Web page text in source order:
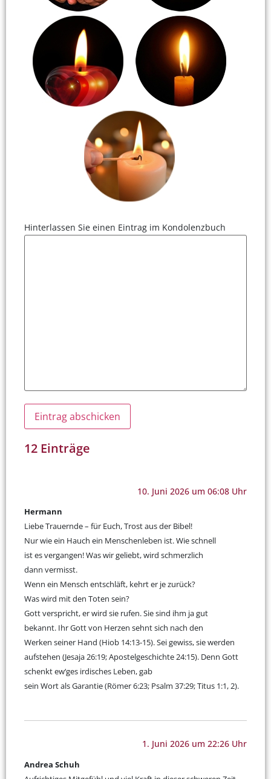
Hinterlassen Sie einen Eintrag im Kondolenzbuch
12 Einträge
10. Juni 2026 um 06:08 Uhr
Hermann
Liebe Trauernde – für Euch, Trost aus der Bibel!
Nur wie ein Hauch ein Menschenleben ist. Wie schnell
ist es vergangen! Was wir geliebt, wird schmerzlich
dann vermisst.
Wenn ein Mensch entschläft, kehrt er je zurück?
Was wird mit den Toten sein?
Gott verspricht, er wird sie rufen. Sie sind ihm ja gut
bekannt. Ihr Gott von Herzen sehnt sich nach den
Werken seiner Hand (Hiob 14:13-15). Sei gewiss, sie werden
aufstehen (Jesaja 26:19; Apostelgeschichte 24:15). Denn Gott
schenkt ew‘ges irdisches Leben, gab
sein Wort als Garantie (Römer 6:23; Psalm 37:29; Titus 1:1, 2).
1. Juni 2026 um 22:26 Uhr
Andrea Schuh